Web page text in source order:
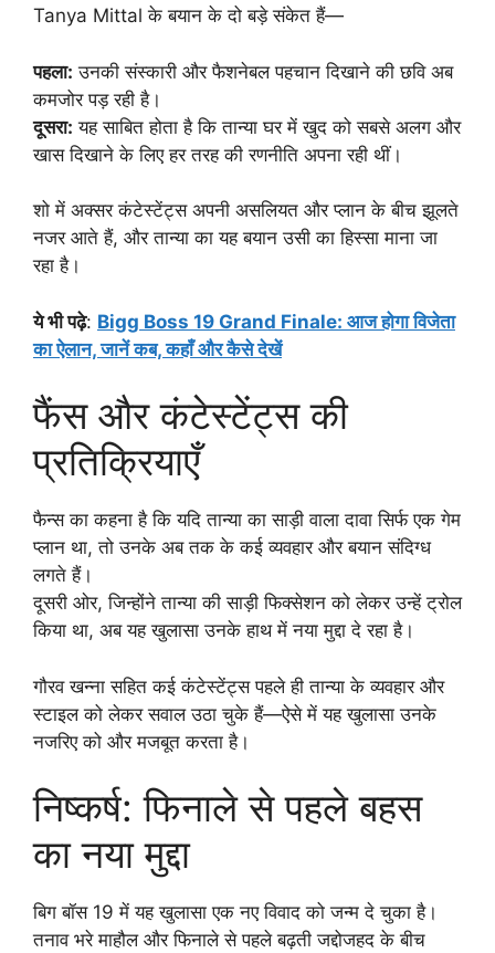
Tanya Mittal के बयान के दो बड़े संकेत हैं—
पहला: उनकी संस्कारी और फैशनेबल पहचान दिखाने की छवि अब
कमजोर पड़ रही है।
दूसरा: यह साबित होता है कि तान्या घर में खुद को सबसे अलग और
खास दिखाने के लिए हर तरह की रणनीति अपना रही थीं।
शो में अक्सर कंटेस्टेंट्स अपनी असलियत और प्लान के बीच झूलते
नजर आते हैं, और तान्या का यह बयान उसी का हिस्सा माना जा
रहा है।
​ये भी पढ़े: Bigg Boss 19 Grand Finale: आज होगा विजेता
का ऐलान, जानें कब, कहाँ और कैसे देखें
फैंस और कंटेस्टेंट्स की
प्रतिक्रियाएँ
फैन्स का कहना है कि यदि तान्या का साड़ी वाला दावा सिर्फ एक गेम
प्लान था, तो उनके अब तक के कई व्यवहार और बयान संदिग्ध
लगते हैं।
दूसरी ओर, जिन्होंने तान्या की साड़ी फिक्सेशन को लेकर उन्हें ट्रोल
किया था, अब यह खुलासा उनके हाथ में नया मुद्दा दे रहा है।
गौरव खन्ना सहित कई कंटेस्टेंट्स पहले ही तान्या के व्यवहार और
स्टाइल को लेकर सवाल उठा चुके हैं—ऐसे में यह खुलासा उनके
नजरिए को और मजबूत करता है।
निष्कर्ष: फिनाले से पहले बहस
का नया मुद्दा
बिग बॉस 19 में यह खुलासा एक नए विवाद को जन्म दे चुका है।
तनाव भरे माहौल और फिनाले से पहले बढ़ती जद्दोजहद के बीच